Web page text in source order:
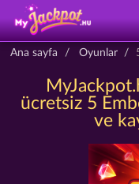
Ana sayfa Oyunlar
ücretsiz 5
ve